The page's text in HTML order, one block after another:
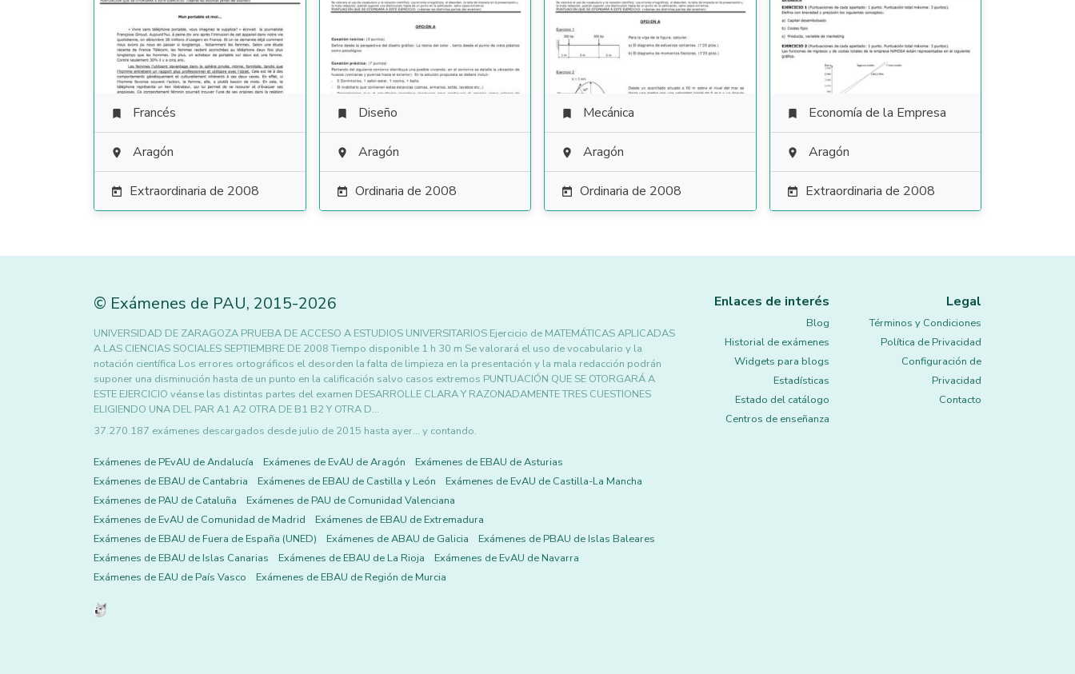
 Francés
 Aragón
 Extraordinaria de 2008
 Diseño
 Aragón
 Ordinaria de 2008
 Mecánica
 Aragón
 Ordinaria de 2008
 Economía de la Empresa
 Aragón
 Extraordinaria de 2008
© Exámenes de PAU, 2015-2026
UNIVERSIDAD DE ZARAGOZA PRUEBA DE ACCESO A ESTUDIOS UNIVERSITARIOS Ejercicio de MATEMÁTICAS APLICADAS
A LAS CIENCIAS SOCIALES SEPTIEMBRE DE 2008 Tiempo disponible 1 h 30 m Se valorará el uso de vocabulario y la
notación científica Los errores ortográficos el desorden la falta de limpieza en la presentación y la mala redacción podrán
suponer una disminución hasta de un punto en la calificación salvo casos extremos PUNTUACIÓN QUE SE OTORGARÁ A
ESTE EJERCICIO véanse las distintas partes del examen DESARROLLE CLARA Y RAZONADAMENTE TRES CUESTIONES
ELIGIENDO UNA DEL PAR A1 A2 OTRA DE B1 B2 Y OTRA D…
37.270.187 exámenes descargados desde julio de 2015 hasta ayer... y contando.
Exámenes de PEvAU de Andalucía Exámenes de EvAU de Aragón
Exámenes de EBAU de Asturias
Exámenes de EBAU de Cantabria
Exámenes de EBAU de Castilla y León
Exámenes de EvAU de Castilla-La Mancha
Exámenes de PAU de Cataluña
Exámenes de PAU de Comunidad Valenciana
Exámenes de EvAU de Comunidad de Madrid
Exámenes de EBAU de Extremadura
Exámenes de EBAU de Fuera de España (UNED)
Exámenes de ABAU de Galicia
Exámenes de PBAU de Islas Baleares
Exámenes de EBAU de Islas Canarias
Exámenes de EBAU de La Rioja
Exámenes de EvAU de Navarra
Exámenes de EAU de País Vasco
Exámenes de EBAU de Región de Murcia
Enlaces de interés
Blog
Historial de exámenes
Widgets para blogs
Estadísticas
Estado del catálogo
Centros de enseñanza
Legal
Términos y Condiciones
Política de Privacidad
Configuración de
Privacidad
Contacto